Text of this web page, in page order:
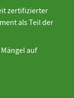
zertifizierter
als Teil der
auf